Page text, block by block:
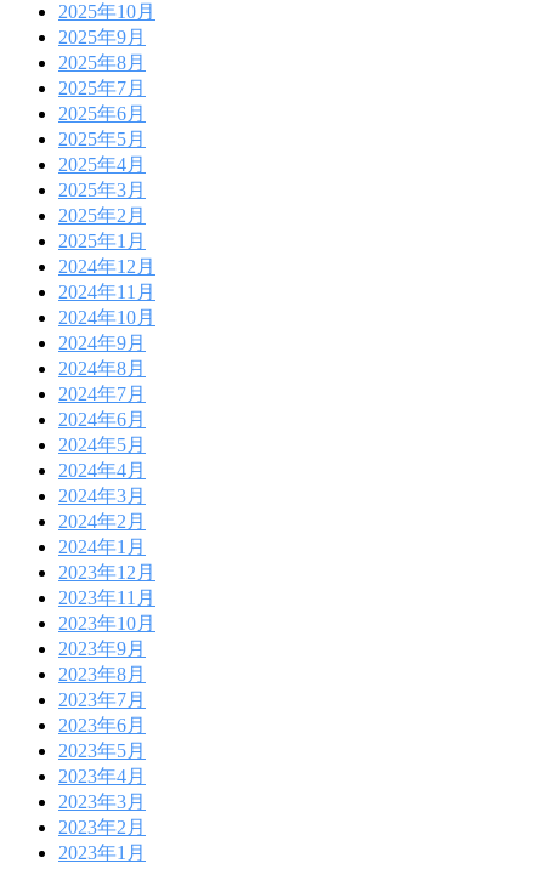
2025年10月
2025年9月
2025年8月
2025年7月
2025年6月
2025年5月
2025年4月
2025年3月
2025年2月
2025年1月
2024年12月
2024年11月
2024年10月
2024年9月
2024年8月
2024年7月
2024年6月
2024年5月
2024年4月
2024年3月
2024年2月
2024年1月
2023年12月
2023年11月
2023年10月
2023年9月
2023年8月
2023年7月
2023年6月
2023年5月
2023年4月
2023年3月
2023年2月
2023年1月